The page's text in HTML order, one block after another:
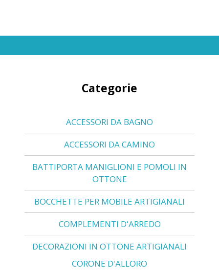
Categorie
ACCESSORI DA BAGNO
ACCESSORI DA CAMINO
BATTIPORTA MANIGLIONI E POMOLI IN
OTTONE
BOCCHETTE PER MOBILE ARTIGIANALI
COMPLEMENTI D'ARREDO
DECORAZIONI IN OTTONE ARTIGIANALI
CORONE D'ALLORO